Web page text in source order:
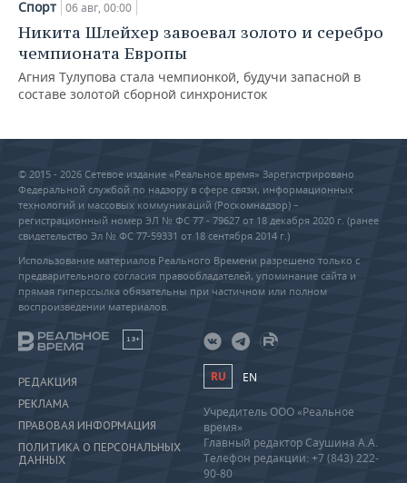
Спорт 06 авг, 00:00
Никита Шлейхер завоевал золото и серебро
чемпионата Европы
Агния Тулупова стала чемпионкой, будучи запасной в
составе золотой сборной синхронисток
© 2015 - 2026 Сетевое издание «Реальное время» Зарегистрировано
Федеральной службой по надзору в сфере связи, информационных
технологий и массовых коммуникаций (Роскомнадзор) –
регистрационный номер ЭЛ № ФС 77 - 79627 от 18 декабря 2020 г. (ранее
свидетельство Эл № ФС 77-59331 от 18 сентября 2014 г.)
Использование материалов Реального Времени разрешено только с
предварительного согласия правообладателей, упоминание сайта и
прямая гиперссылка обязательны при частичном или полном
воспроизведении материалов.
18+
РЕДАКЦИЯ
РЕКЛАМА
ПРАВОВАЯ ИНФОРМАЦИЯ
ПОЛИТИКА О ПЕРСОНАЛЬНЫХ
ДАННЫХ
RU EN
Учредитель ООО «Реальное
время»
Главный редактор Саушина А.А.
Телефон редакции: +7 (843) 222-
90-80